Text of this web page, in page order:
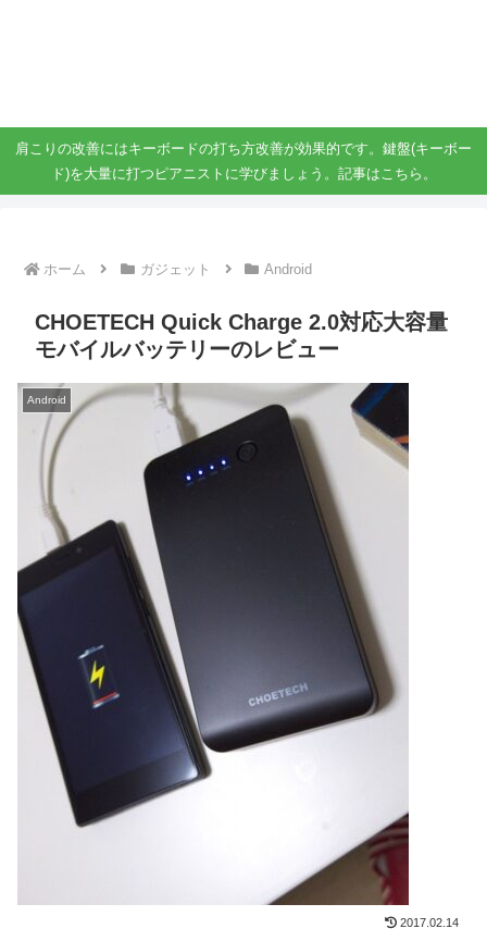
肩こりの改善にはキーボードの打ち方改善が効果的です。鍵盤(キーボー
ド)を大量に打つピアニストに学びましょう。記事はこちら。
ホーム ガジェット Android
CHOETECH Quick Charge 2.0対応大容量
モバイルバッテリーのレビュー
Android
2017.02.14